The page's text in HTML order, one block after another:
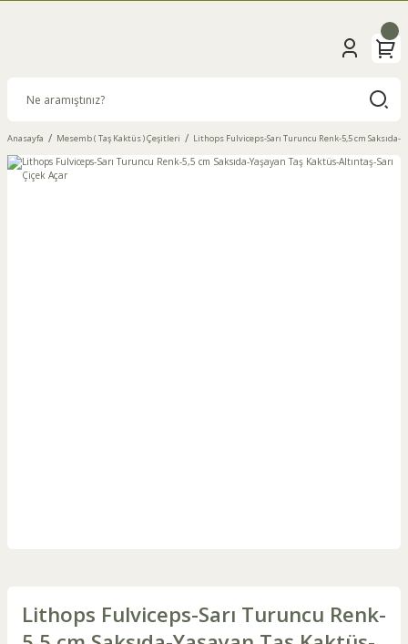
Anasayfa Mesemb ( Taş Kaktüs ) Çeşitleri Lithops Fulviceps-Sarı Turuncu Renk-5,5 cm Saksıda-
Lithops Fulviceps-Sarı Turuncu Renk-